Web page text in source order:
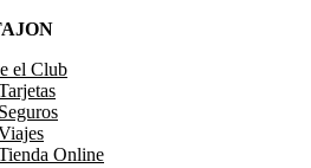
el Club
Seguros
Online